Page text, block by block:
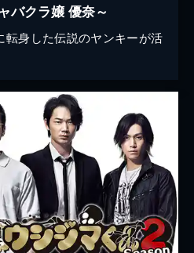
バクラ嬢 優奈～
転身した伝説のヤンキーが活